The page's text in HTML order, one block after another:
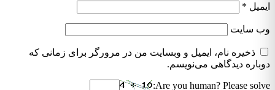
ایمیل *
وب‌ سایت
ذخیره نام، ایمیل و وبسایت من در مرورگر برای زمانی که
دوباره دیدگاهی می‌نویسم.
Are you human? Please solve: